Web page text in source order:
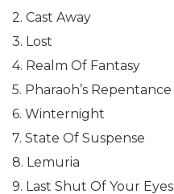
2. Cast Away
3. Lost
4. Realm Of Fantasy
5. Pharaoh’s Repentance
6. Winternight
7. State Of Suspense
8. Lemuria
9. Last Shut Of Your Eyes